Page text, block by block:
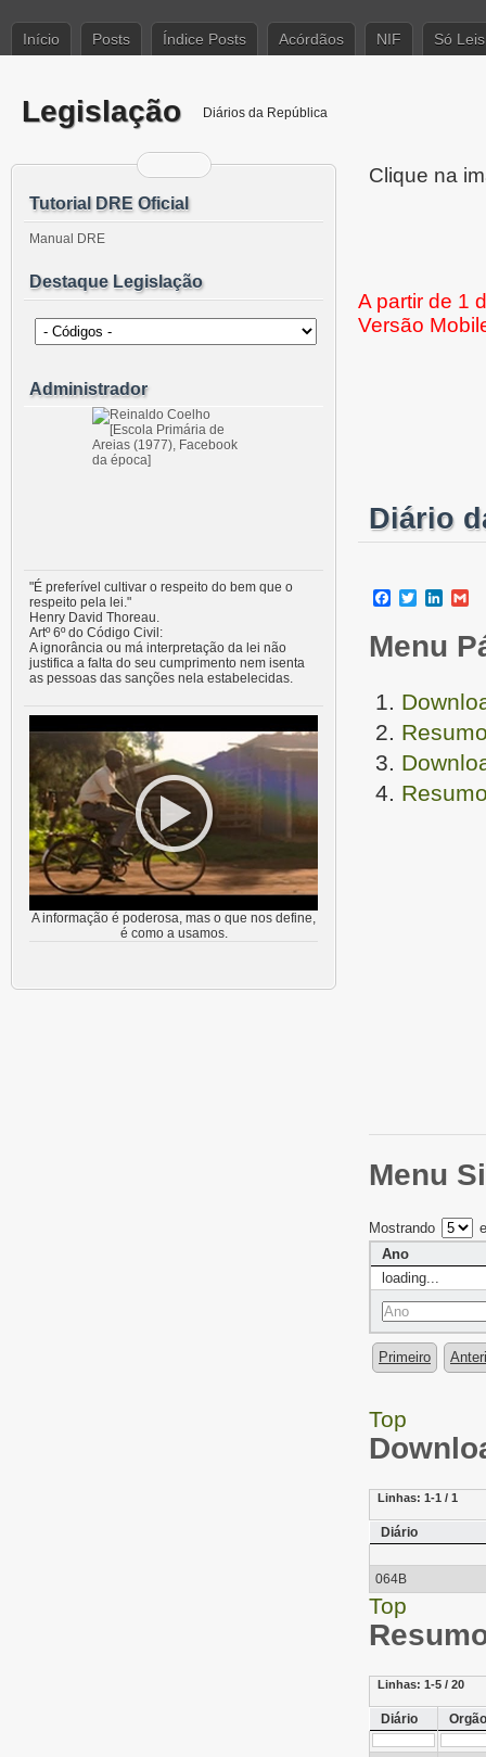
Início Posts Índice Posts Acórdãos NIF Só Leis
Legislação Diários da República
Clique na
A partir de 1
Versão
Diário
Facebook
Twitter
Menu
Menu
Mostrando
Ano
loading...
Primeiro
Top
Linhas: 1-1 / 1
Diário
064B
Top
Linhas: 1-5 / 20
Diário Orgão
Tutorial DRE Oficial
Manual DRE
Destaque Legislação
Administrador
"É preferível cultivar o respeito do bem que o
respeito pela lei."
Henry David Thoreau.
Artº 6º do Código Civil:
A ignorância ou má interpretação da lei não
justifica a falta do seu cumprimento nem isenta
as pessoas das sanções nela estabelecidas.
A informação é poderosa, mas o que nos define,
é como a usamos.